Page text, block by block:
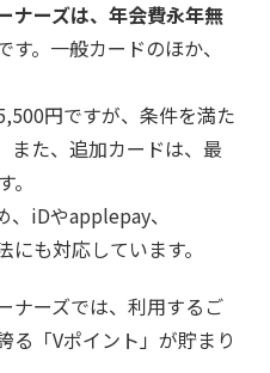
ナーズは、年会費永年無
す。一般カードのほか、
円ですが、条件を満た
また、追加カードは、最
、iDやapplepay、
も対応しています。
ナーズでは、利用するご
る「Vポイント」が貯まり